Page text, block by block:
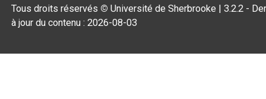
Tous droits réservés © Université de Sherbrooke |3.2.2 -
à jour du contenu :2026-08-03